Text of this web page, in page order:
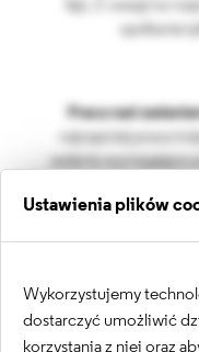
itp). Z uwagi na
spotkania
Praca nad
najczęściej praca
zadania wymagające
Oprócz tych spotkań
Zarówno wirtualnej
Ustawienia plików
Wykorzystujemy
dostarczyć umożliwić
korzystania z niej oraz